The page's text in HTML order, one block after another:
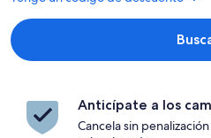
Anticípate a los
Cancela sin